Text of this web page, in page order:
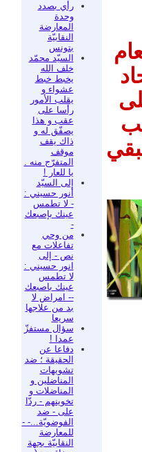
رأي بصدد
وحدة
المعارضة
النقابيّة
بتونس
السيّد محمّد
خلف الله
يخبط خبط
عشواء و
يقلب الأمور
رأسا على
عقب و هذا
يصفّق له و
ذاك يقف
موقف
المتفرّج منه .
يا للعار !
إلى السيّد
أنور حسيني :
- لا تطمس
عينك بإصبعك
-
من وحي
تفاعلات مع
نص - إلى
انور حسيني :
لا تطمس
عينك باصبعك
-- امراض لا
بد من علاجها
سريعا
سؤال مستفزّ
عمدا !
دفاعا عن
الحقيقة ؛ ضد
تشويهات
المناضلين و
المناضلات و
تخوينهم - ردّا
على - ضد
الفوضويّة...- -
للمعارضة
النقابيّة بجهة